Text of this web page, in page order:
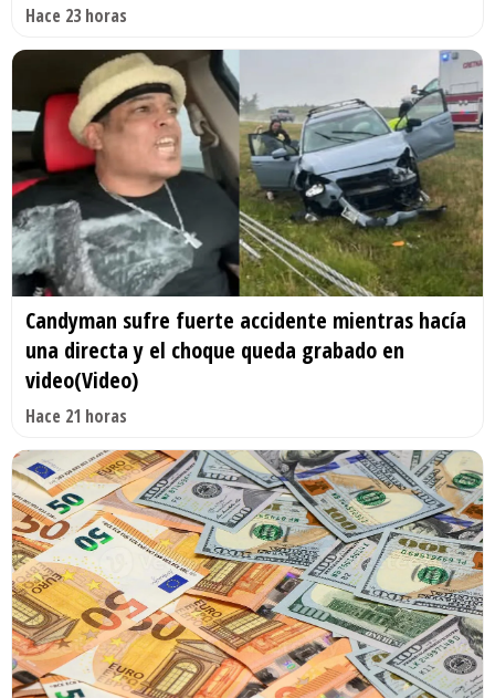
Hace 23 horas
Candyman sufre fuerte accidente mientras hacía
una directa y el choque queda grabado en
video(Video)
Hace 21 horas